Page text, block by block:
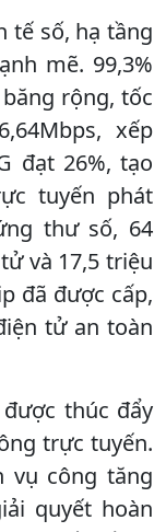
tế số, hạ tầng
mẽ. 99,3%
rộng, tốc
xếp
đạt 26%, tạo
tuyến phát
thư số, 64
và 17,5 triệu
đã được cấp,
tử an toàn
thúc đẩy
trực tuyến.
vụ công tăng
quyết hoàn